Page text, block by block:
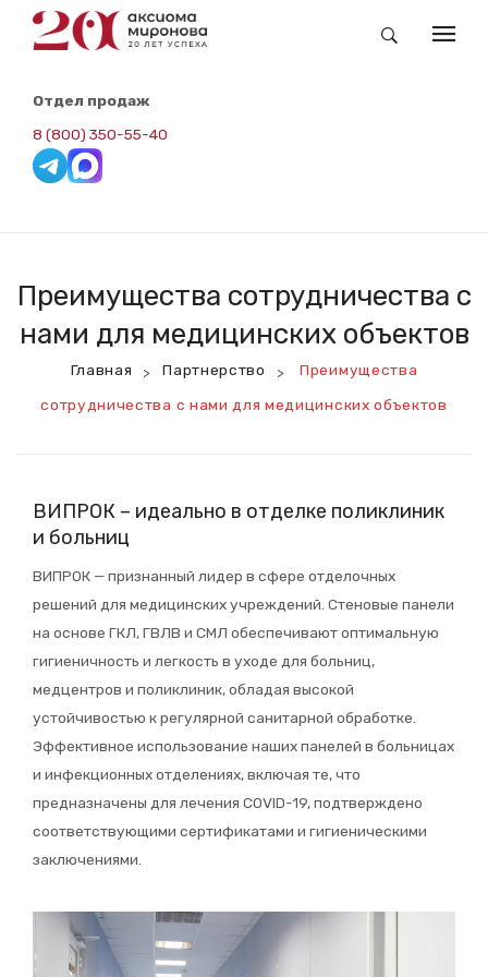
Заказные Обои Newmor
Панели ВИПРОК-НГ
Панели ВИПРОК-ПВХ
ПОРТФОЛИО
ПОЛЕЗНЫЕ МАТЕРИАЛЫ
Часто задаваемые вопросы
Инструкции
История компании
Наше производство
Производство
Справочник специалиста
Антивандальные обои дизайнерским
студиям
Преимущества сотрудничества с нами
Отдел продаж
8 (800) 350-55-40
Преимущества сотрудничества с
нами для медицинских объектов
Главная > Партнерство >
Преимущества
сотрудничества с нами для медицинских объектов
ВИПРОК – идеально в отделке поликлиник
и больниц
ВИПРОК — признанный лидер в сфере отделочных
решений для медицинских учреждений. Стеновые панели
на основе ГКЛ, ГВЛВ и СМЛ обеспечивают оптимальную
гигиеничность и легкость в уходе для больниц,
медцентров и поликлиник, обладая высокой
устойчивостью к регулярной санитарной обработке.
Эффективное использование наших панелей в больницах
и инфекционных отделениях, включая те, что
предназначены для лечения COVID-19, подтверждено
соответствующими сертификатами и гигиеническими
заключениями.